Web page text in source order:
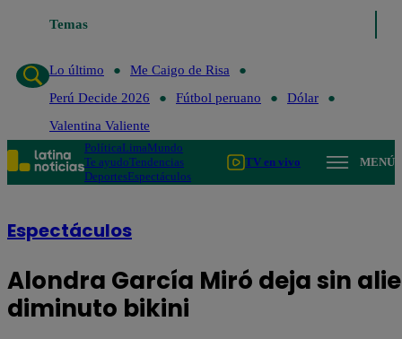
Temas
Lo último
Me Caigo de Risa
Perú Decide 2026
Fútbol peruano
Dólar
Valentina Valiente
PolíticaLimaMundo
Te ayudoTendencias
DeportesEspectáculos
TV en vivo MENÚ
Espectáculos
Alondra García Miró deja sin
diminuto bikini